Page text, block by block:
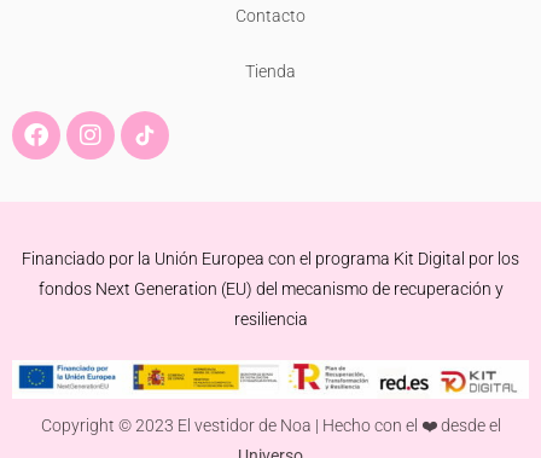
Contacto
Tienda
F
a
e
o
k
I
n
t
r
a
Financiado por la Unión Europea con el programa Kit Digital por los
fondos Next Generation (EU) del mecanismo de recuperación y
resiliencia
Copyright © 2023 El vestidor de Noa | Hecho con el ❤️ desde el